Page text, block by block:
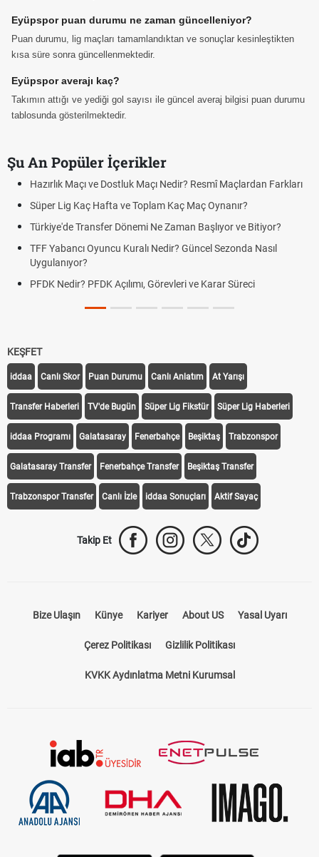
Eyüpspor puan durumu ne zaman güncelleniyor?
Puan durumu, lig maçları tamamlandıktan ve sonuçlar kesinleştikten
kısa süre sonra güncellenmektedir.
Eyüpspor averajı kaç?
Takımın attığı ve yediği gol sayısı ile güncel averaj bilgisi puan durumu
tablosunda gösterilmektedir.
Şu An Popüler İçerikler
Hazırlık Maçı ve Dostluk Maçı Nedir? Resmî Maçlardan Farkları
Süper Lig Kaç Hafta ve Toplam Kaç Maç Oynanır?
Türkiye'de Transfer Dönemi Ne Zaman Başlıyor ve Bitiyor?
TFF Yabancı Oyuncu Kuralı Nedir? Güncel Sezonda Nasıl
Uygulanıyor?
PFDK Nedir? PFDK Açılımı, Görevleri ve Karar Süreci
KEŞFET
iddaa Canlı Skor Puan Durumu Canlı Anlatım At Yarışı
Transfer Haberleri TV'de Bugün Süper Lig Fikstür Süper Lig Haberleri
iddaa Programı Galatasaray Fenerbahçe Beşiktaş Trabzonspor
Galatasaray Transfer Fenerbahçe Transfer Beşiktaş Transfer
Trabzonspor Transfer Canlı İzle iddaa Sonuçları Aktif Sayaç